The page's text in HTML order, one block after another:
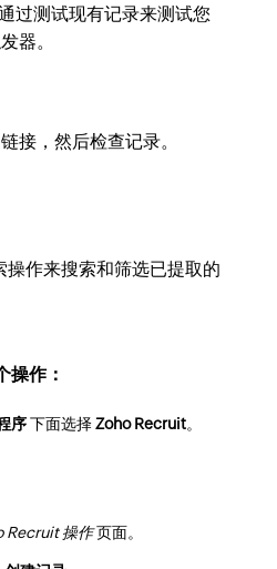
过测试现有记录来测试您
器。
链接，然后检查记录。
操作来搜索和筛选已提取的
操作：
序下面选择Zoho Recruit。
Recruit 操作页面。